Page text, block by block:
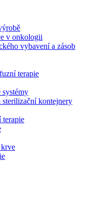
katalog B.
portfoliem.
tu pro vás. Zvolte
a objednejte se do naší
nás.​
v onkologii
vybavení a zásob
terapie​
kontejnery
terapie